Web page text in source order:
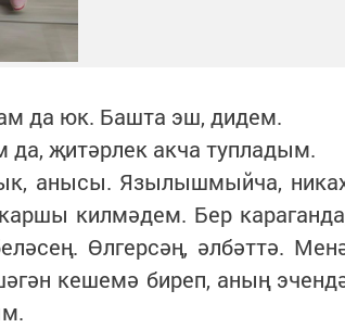
да юк. Башта эш, дидем.
җитәрлек акча тупладым.
анысы. Язылышмыйча,
килмәдем. Бер
Өлгерсәң, әлбәттә.
кешемә биреп, аның